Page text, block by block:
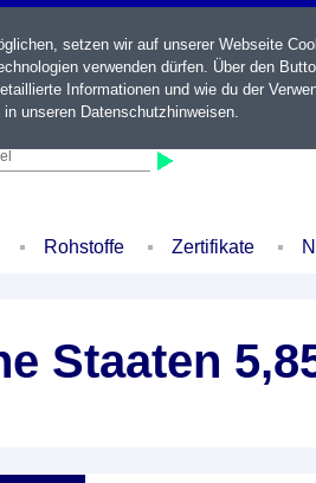
Rohstoffe Zertifikate
Staaten
setzen wir auf unserer Webseite
verwenden dürfen. Über den
Informationen und wie du der
unseren Datenschutzhinweisen.